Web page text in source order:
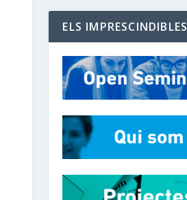
ELS IMPRESCINDIBLES